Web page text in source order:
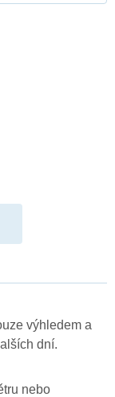
výhledem a
dní.
nebo